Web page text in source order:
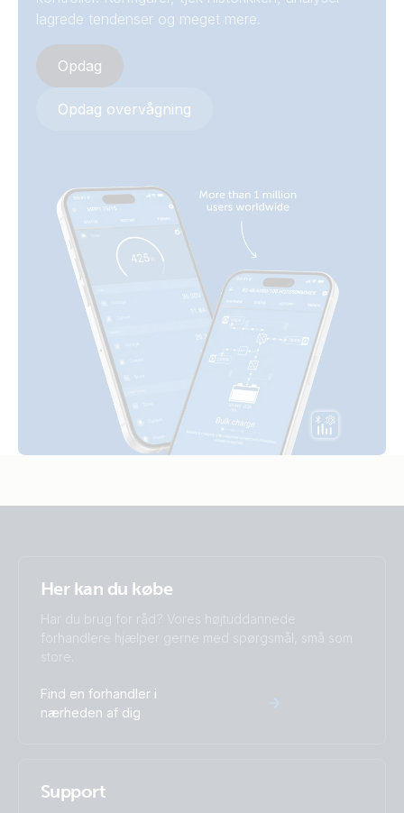
lagrede tendenser og meget mere.
Opdag
Opdag overvågning
Her kan du købe
Har du brug for råd? Vores højtuddannede
forhandlere hjælper gerne med spørgsmål, små som
store.
Find en forhandler i
nærheden af dig
Support